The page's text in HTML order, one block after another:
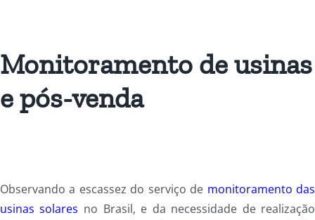
Monitoramento de usinas
e pós-venda
Observando a escassez do serviço de monitoramento das
usinas solares no Brasil, e da necessidade de realização